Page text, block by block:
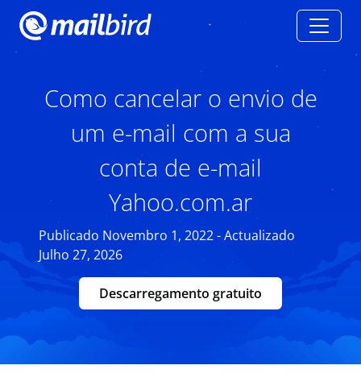
Como cancelar o envio de
um e-mail com a sua
conta de e-mail
Yahoo.com.ar
Publicado Novembro 1, 2022 - Actualizado
Julho 27, 2026
Descarregamento gratuito